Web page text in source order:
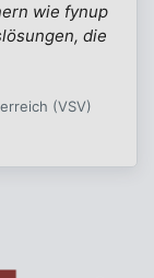
wie fynup
die
(VSV)